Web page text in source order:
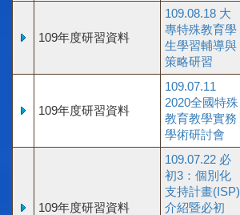
109年度研習資料
109.08.18 大
專特殊教育學
生學習輔導與
策略研習
109年度研習資料
109.07.11
2020全國特殊
教育教學實務
學術研討會
109年度研習資料
109.07.22 必
初3：個別化
支持計畫(ISP)
介紹暨必初